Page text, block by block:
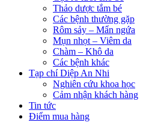
Thảo dược tắm bé
Các bệnh thường gặp
Rôm sảy – Mẩn ngứa
Mụn nhọt – Viêm da
Chàm – Khô da
Các bệnh khác
Tạp chí Diệp An Nhi
Nghiên cứu khoa học
Cảm nhận khách hàng
Tin tức
Điểm mua hàng